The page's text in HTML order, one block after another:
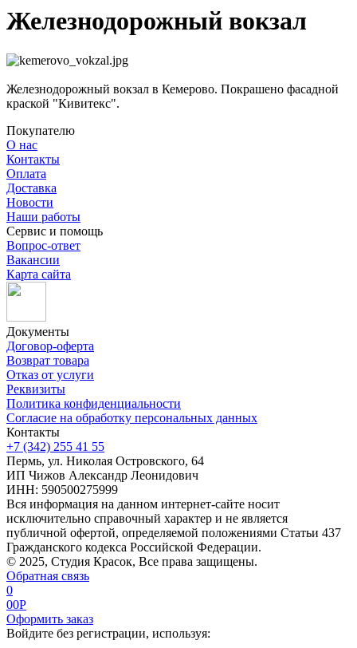
Железнодорожный вокзал
Железнодорожный вокзал в Кемерово. Покрашено фасадной
краской "Кивитекс".
Покупателю
О нас
Контакты
Оплата
Доставка
Новости
Наши работы
Сервис и помощь
Вопрос-ответ
Вакансии
Карта сайта
Документы
Договор-оферта
Возврат товара
Отказ от услуги
Реквизиты
Политика конфиденциальности
Согласие на обработку персональных данных
Контакты
+7 (342) 255 41 55
Пермь, ул. Николая Островского, 64
ИП Чижов Александр Леонидович
ИНН: 590500275999
Вся информация на данном интернет-сайте носит
исключительно справочный характер и не является
публичной офертой, определяемой положениями Статьи 437
Гражданского кодекса Российской Федерации.
© 2025, Студия Красок, Все права защищены.
Обратная связь
0
00P
Оформить заказ
Войдите без регистрации, используя: